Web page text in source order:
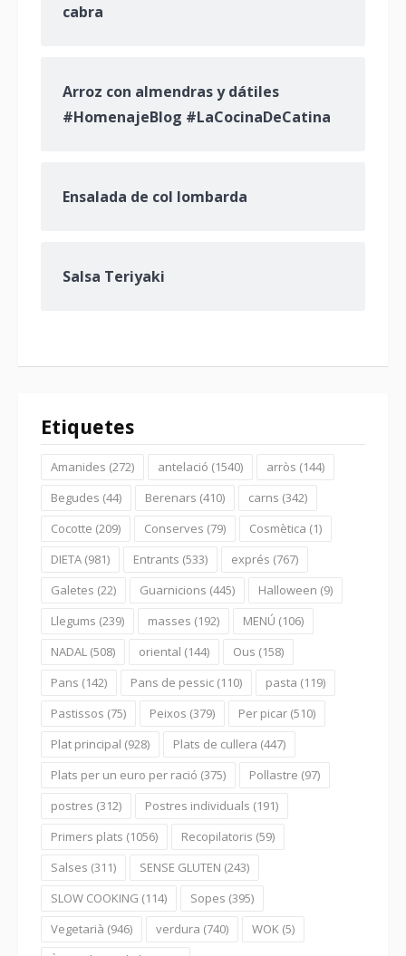
cabra
Arroz con almendras y dátiles
#HomenajeBlog #LaCocinaDeCatina
Ensalada de col lombarda
Salsa Teriyaki
Etiquetes
Amanides (272) antelació (1540) arròs (144)
Begudes (44) Berenars (410) carns (342)
Cocotte (209) Conserves (79) Cosmètica (1)
DIETA (981) Entrants (533) exprés (767)
Galetes (22) Guarnicions (445) Halloween (9)
Llegums (239) masses (192) MENÚ (106)
NADAL (508) oriental (144) Ous (158)
Pans (142) Pans de pessic (110) pasta (119)
Pastissos (75) Peixos (379) Per picar (510)
Plat principal (928) Plats de cullera (447)
Plats per un euro per ració (375) Pollastre (97)
postres (312) Postres individuals (191)
Primers plats (1056) Recopilatoris (59)
Salses (311) SENSE GLUTEN (243)
SLOW COOKING (114) Sopes (395)
Vegetarià (946) verdura (740) WOK (5)